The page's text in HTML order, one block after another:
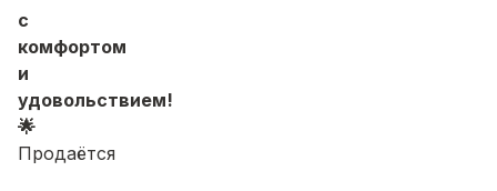
с
комфортом
и
удовольствием!
🌟
Продаётся